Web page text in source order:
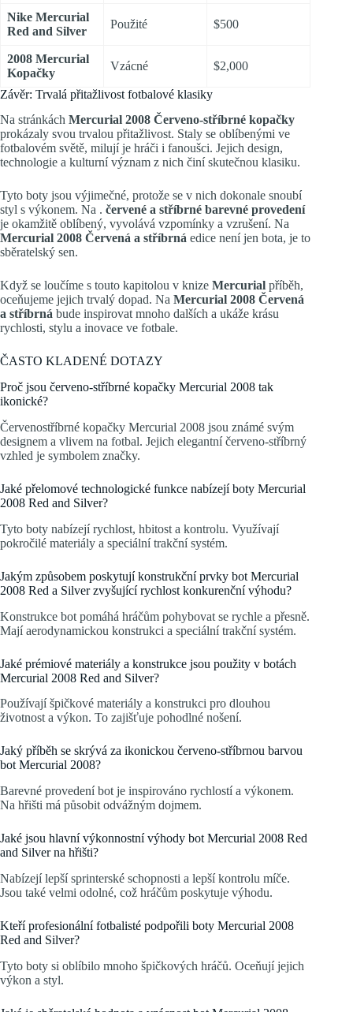
Nike Mercurial
Red and Silver
Použité $500
2008 Mercurial
Kopačky
Vzácné $2,000
Závěr: Trvalá přitažlivost fotbalové klasiky
Na stránkách Mercurial 2008 Červeno-stříbrné kopačky
prokázaly svou trvalou přitažlivost. Staly se oblíbenými ve
fotbalovém světě, milují je hráči i fanoušci. Jejich design,
technologie a kulturní význam z nich činí skutečnou klasiku.
Tyto boty jsou výjimečné, protože se v nich dokonale snoubí
styl s výkonem. Na . červené a stříbrné barevné provedení
je okamžitě oblíbený, vyvolává vzpomínky a vzrušení. Na
Mercurial 2008 Červená a stříbrná edice není jen bota, je to
sběratelský sen.
Když se loučíme s touto kapitolou v knize Mercurial příběh,
oceňujeme jejich trvalý dopad. Na Mercurial 2008 Červená
a stříbrná bude inspirovat mnoho dalších a ukáže krásu
rychlosti, stylu a inovace ve fotbale.
ČASTO KLADENÉ DOTAZY
Proč jsou červeno-stříbrné kopačky Mercurial 2008 tak
ikonické?
Červenostříbrné kopačky Mercurial 2008 jsou známé svým
designem a vlivem na fotbal. Jejich elegantní červeno-stříbrný
vzhled je symbolem značky.
Jaké přelomové technologické funkce nabízejí boty Mercurial
2008 Red and Silver?
Tyto boty nabízejí rychlost, hbitost a kontrolu. Využívají
pokročilé materiály a speciální trakční systém.
Jakým způsobem poskytují konstrukční prvky bot Mercurial
2008 Red a Silver zvyšující rychlost konkurenční výhodu?
Konstrukce bot pomáhá hráčům pohybovat se rychle a přesně.
Mají aerodynamickou konstrukci a speciální trakční systém.
Jaké prémiové materiály a konstrukce jsou použity v botách
Mercurial 2008 Red and Silver?
Používají špičkové materiály a konstrukci pro dlouhou
životnost a výkon. To zajišťuje pohodlné nošení.
Jaký příběh se skrývá za ikonickou červeno-stříbrnou barvou
bot Mercurial 2008?
Barevné provedení bot je inspirováno rychlostí a výkonem.
Na hřišti má působit odvážným dojmem.
Jaké jsou hlavní výkonnostní výhody bot Mercurial 2008 Red
and Silver na hřišti?
Nabízejí lepší sprinterské schopnosti a lepší kontrolu míče.
Jsou také velmi odolné, což hráčům poskytuje výhodu.
Kteří profesionální fotbalisté podpořili boty Mercurial 2008
Red and Silver?
Tyto boty si oblíbilo mnoho špičkových hráčů. Oceňují jejich
výkon a styl.